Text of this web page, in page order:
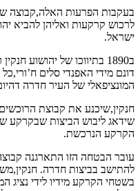
בעקבות הפרעות האלה,קבוצה
לרכוש קרקעות ואליהן להביא
ישראל.
דונם מידי האפנדי סלים
המונציפאלי של העיר חדרה
חנקין,שיכנע את קבוצת
שידאג ליבוש הביצות שבקרקע
הקרקע הנרכשת.
עובר הבטחה הזו התארגנה
להתישב בביצות חדרה.
בשטחי הקרקע מידיו לידי